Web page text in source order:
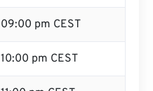
09:00 pm CEST
10:00 pm CEST